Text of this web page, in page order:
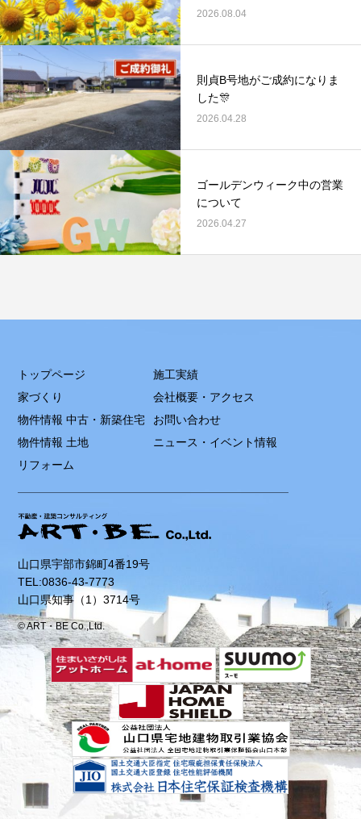
2026.08.04
則貞B号地がご成約になりま
した🎊
2026.04.28
ゴールデンウィーク中の営業
について
2026.04.27
トップページ
家づくり
物件情報 中古・新築住宅
物件情報 土地
リフォーム
施工実績
会社概要・アクセス
お問い合わせ
ニュース・イベント情報
山口県宇部市錦町4番19号
TEL:0836-43-7773
山口県知事（1）3714号
© ART・BE Co.,Ltd.